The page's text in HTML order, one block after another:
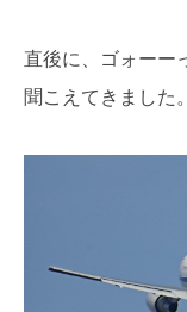
直後に、ゴォーー
聞こえてきました